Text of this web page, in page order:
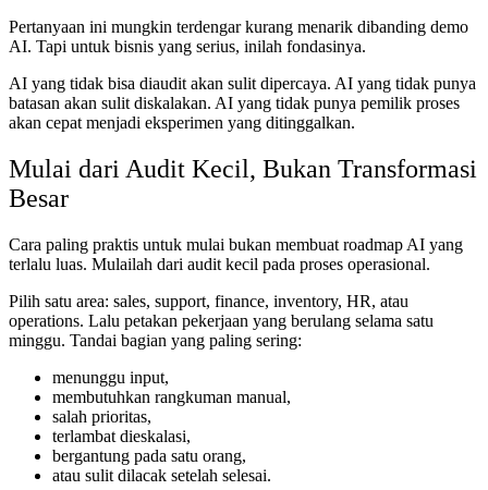
Pertanyaan ini mungkin terdengar kurang menarik dibanding demo
AI. Tapi untuk bisnis yang serius, inilah fondasinya.
AI yang tidak bisa diaudit akan sulit dipercaya. AI yang tidak punya
batasan akan sulit diskalakan. AI yang tidak punya pemilik proses
akan cepat menjadi eksperimen yang ditinggalkan.
Mulai dari Audit Kecil, Bukan Transformasi
Besar
Cara paling praktis untuk mulai bukan membuat roadmap AI yang
terlalu luas. Mulailah dari audit kecil pada proses operasional.
Pilih satu area: sales, support, finance, inventory, HR, atau
operations. Lalu petakan pekerjaan yang berulang selama satu
minggu. Tandai bagian yang paling sering:
menunggu input,
membutuhkan rangkuman manual,
salah prioritas,
terlambat dieskalasi,
bergantung pada satu orang,
atau sulit dilacak setelah selesai.